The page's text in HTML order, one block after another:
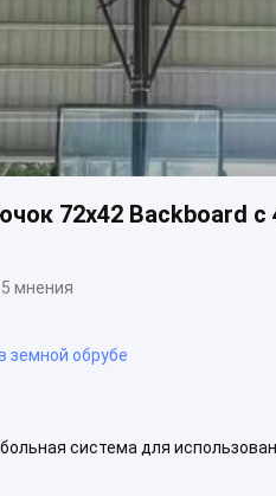
72x42 Backboard
5 мнения
земной обрубе
система для